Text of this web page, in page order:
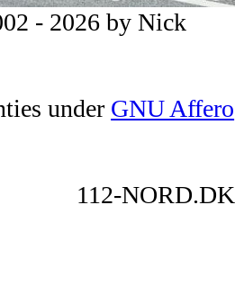
- 2026 by Nick
under GNU Affero
112-NORD.DK